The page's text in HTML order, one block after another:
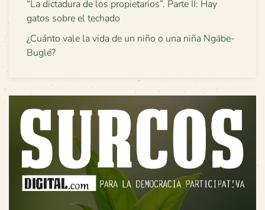
“La dictadura de los propietarios”. Parte II: Hay
gatos sobre el techado
¿Cuánto vale la vida de un niño o una niña Ngäbe-
Buglé?